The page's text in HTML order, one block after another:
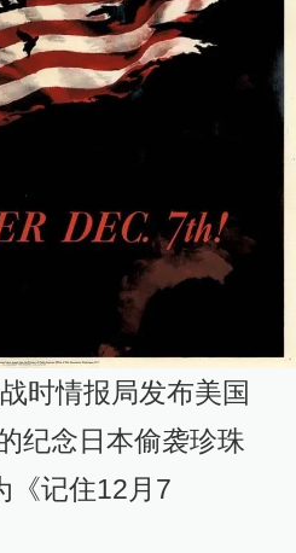
时情报局发布美国
纪念日本偷袭珍珠
《记住12月7